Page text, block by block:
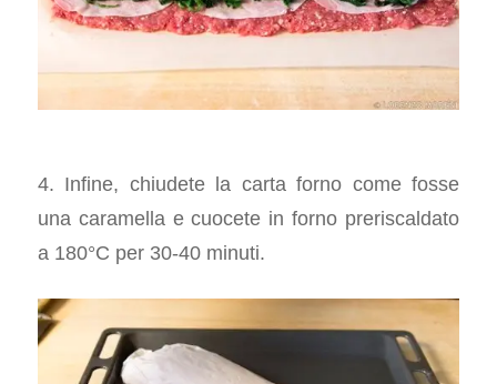
4. Infine, chiudete la carta forno come fosse
una caramella e cuocete in forno preriscaldato
a 180°C per 30-40 minuti.